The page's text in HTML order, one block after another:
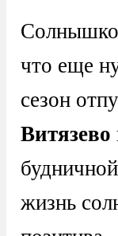
что еще
сезон
Витязево
жизнь